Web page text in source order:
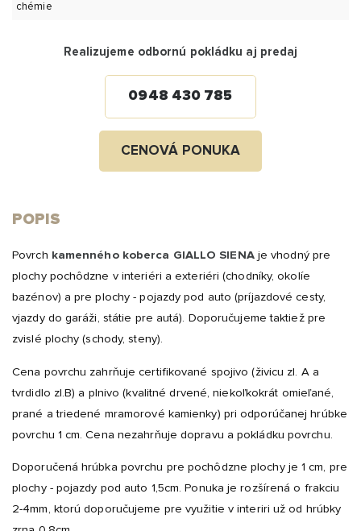
chémie
Realizujeme odbornú pokládku aj predaj
0948 430 785
CENOVÁ PONUKA
POPIS
Povrch kamenného koberca GIALLO SIENAje vhodný pre
plochy pochôdzne v interiéri a exteriéri (chodníky, okolíe
bazénov) a pre plochy - pojazdy pod auto (príjazdové cesty,
vjazdy do garáži, státie pre autá). Doporučujeme taktiež pre
zvislé plochy (schody, steny).
Cena povrchu zahrňuje certifikované spojivo (živicu zl. A a
tvrdidlo zl.B) a plnivo (kvalitné drvené, niekoľkokrát omieľané,
prané a triedené mramorové kamienky) pri odporúčanej hrúbke
povrchu 1 cm. Cena nezahrňuje dopravu a pokládku povrchu.
Doporučená hrúbka povrchu pre pochôdzne plochy je 1 cm, pre
plochy - pojazdy pod auto 1,5cm. Ponuka je rozšírená o frakciu
2-4mm, ktorú doporučujeme pre využitie v interiri už od hrúbky